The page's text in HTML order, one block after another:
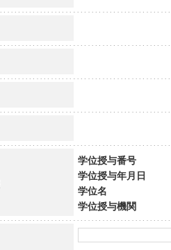
学位授与番号
学位授与年月日
学位名
学位授与機関